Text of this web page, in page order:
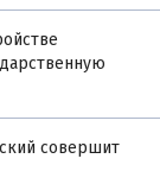
совершит